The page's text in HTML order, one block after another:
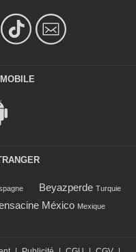
Beyazperde Turquie
México Mexique